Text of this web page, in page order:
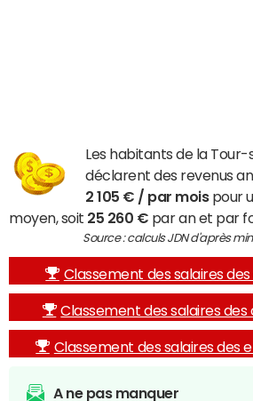
Les habitants de la
déclarent des revenus
2 105 € / par moispour
moyen, soit 25 260 € par an et par
Source : calculs JDN d'après
Classement des salaires
Classement des salaires des
Classement des salaires des
A ne pas manquer